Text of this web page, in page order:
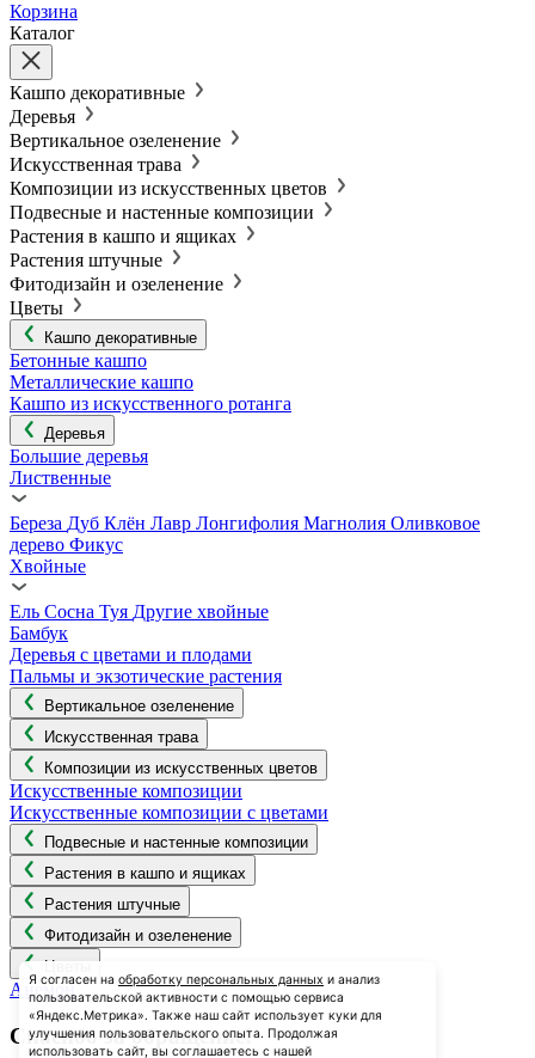
Корзина
Каталог
Кашпо декоративные
Деревья
Вертикальное озеленение
Искусственная трава
Композиции из искусственных цветов
Подвесные и настенные композиции
Растения в кашпо и ящиках
Растения штучные
Фитодизайн и озеленение
Цветы
Кашпо декоративные
Бетонные кашпо
Металлические кашпо
Кашпо из искусственного ротанга
Деревья
Большие деревья
Лиственные
Береза Дуб Клён Лавр Лонгифолия Магнолия Оливковое
дерево Фикус
Хвойные
Ель Сосна Туя Другие хвойные
Бамбук
Деревья с цветами и плодами
Пальмы и экзотические растения
Вертикальное озеленение
Искусственная трава
Композиции из искусственных цветов
Искусственные композиции
Искусственные композиции с цветами
Подвесные и настенные композиции
Растения в кашпо и ящиках
Растения штучные
Фитодизайн и озеленение
Цветы
Анемон
Спасибо за обращение!
Я согласен на обработку персональных данных и анализ
пользовательской активности с помощью сервиса
«Яндекс.Метрика». Также наш сайт использует куки для
улучшения пользовательского опыта. Продолжая
использовать сайт, вы соглашаетесь с нашей